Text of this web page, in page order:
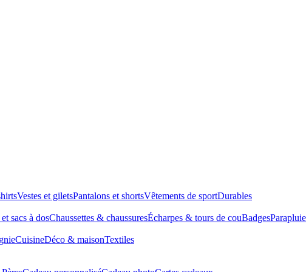
Vestes et giletsPantalons et shortsVêtements de sportDurables
et sacs à dosChaussettes & chaussuresÉcharpes & tours de couBadges
CuisineDéco & maisonTextiles